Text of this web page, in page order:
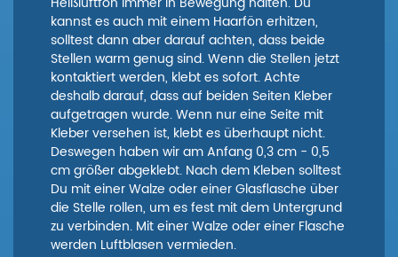
kannst es auch mit einem Haarfön erhitzen,
solltest dann aber darauf achten, dass beide
Stellen warm genug sind. Wenn die Stellen jetzt
kontaktiert werden, klebt es sofort. Achte
deshalb darauf, dass auf beiden Seiten Kleber
aufgetragen wurde. Wenn nur eine Seite mit
Kleber versehen ist, klebt es überhaupt nicht.
Deswegen haben wir am Anfang 0,3 cm - 0,5
cm größer abgeklebt. Nach dem Kleben solltest
Du mit einer Walze oder einer Glasflasche über
die Stelle rollen, um es fest mit dem Untergrund
zu verbinden. Mit einer Walze oder einer Flasche
werden Luftblasen vermieden.